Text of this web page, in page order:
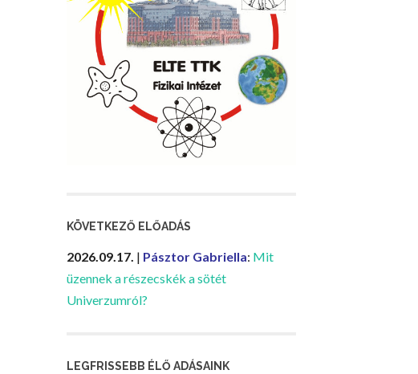
KÖVETKEZŐ ELŐADÁS
2026.09.17. | Pásztor Gabriella: Mit
üzennek a részecskék a sötét
Univerzumról?
LEGFRISSEBB ÉLŐ ADÁSAINK